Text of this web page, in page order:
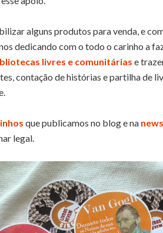
alguns produtos para venda, e
dedicando com o todo o carinho a
livres e comunitárias e
contação de histórias e partilha de
que publicamos no blog e na
legal.